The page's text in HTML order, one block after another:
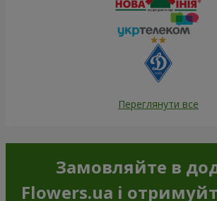
Переглянути все
Замовляйте в
Flowers.ua і